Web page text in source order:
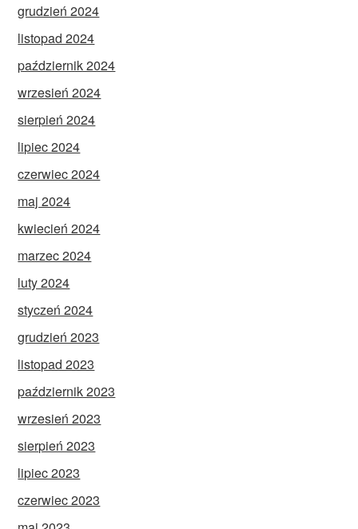
grudzień 2024
listopad 2024
październik 2024
wrzesień 2024
sierpień 2024
lipiec 2024
czerwiec 2024
maj 2024
kwiecień 2024
marzec 2024
luty 2024
styczeń 2024
grudzień 2023
listopad 2023
październik 2023
wrzesień 2023
sierpień 2023
lipiec 2023
czerwiec 2023